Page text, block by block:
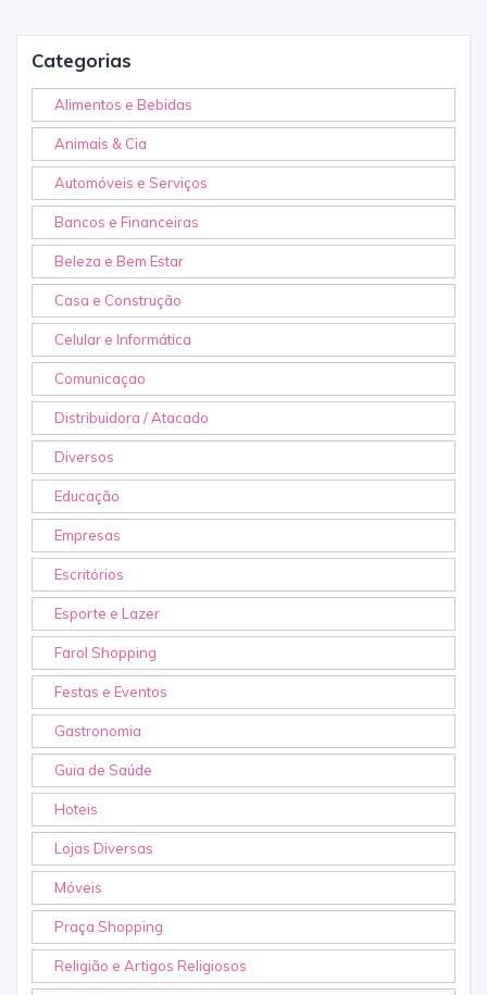
Categorias
Alimentos e Bebidas
Animais & Cia
Automóveis e Serviços
Bancos e Financeiras
Beleza e Bem Estar
Casa e Construção
Celular e Informática
Comunicaçao
Distribuidora / Atacado
Diversos
Educação
Empresas
Escritórios
Esporte e Lazer
Farol Shopping
Festas e Eventos
Gastronomia
Guia de Saúde
Hoteis
Lojas Diversas
Móveis
Praça Shopping
Religião e Artigos Religiosos